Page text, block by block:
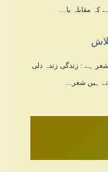
مقابلہ یا…
شعر ہے : زندگی زندہ دلی
ہیں شعر…